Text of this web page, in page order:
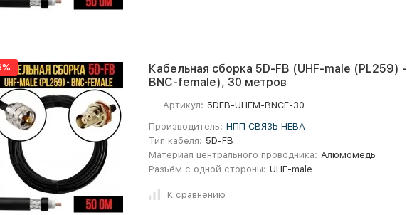
Кабельная сборка 5D-FB (UHF-male (PL259) -
BNC-female), 30 метров
Артикул: 5DFB-UHFM-BNCF-30
Производитель: НПП СВЯЗЬ НЕВА
Тип кабеля: 5D-FB
Материал центрального проводника: Алюмомедь
Разъём с одной стороны: UHF-male
К сравнению